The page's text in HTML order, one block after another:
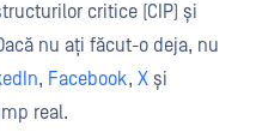
critice (CIP) și
nu ați făcut-o deja, nu
, Facebook, X și
real.